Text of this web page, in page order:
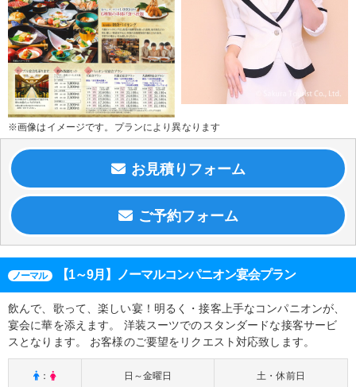
※画像はイメージです。プランにより異なります
ノーマル 【1～9月】ノーマルコンパニオン宴会プラン
飲んで、歌って、楽しい宴！明るく・接客上手なコンパニオンが、
宴会に華を添えます。 洋装スーツでのスタンダードな接客サービ
スとなります。 お客様のご要望をリクエスト対応致します。
： 日～金曜日 土・休前日